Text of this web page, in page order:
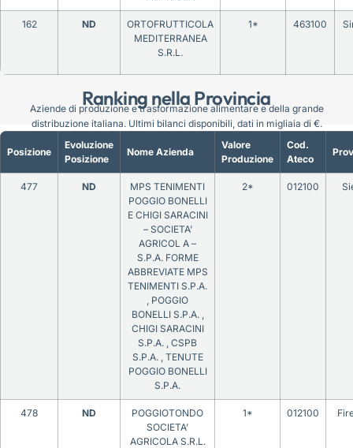
Ranking nella Provincia
162 ND
ORTOFRUTTICOLA
MEDITERRANEA
S.R.L.
1* 463100
Posizione
Evoluzione
Posizione
Nome Azienda
Valore
Produzione
Cod.
Ateco
477 ND
MPS TENIMENTI
POGGIO BONELLI
E CHIGI SARACINI
– SOCIETA’
AGRICOL A –
S.P.A. FORME
ABBREVIATE MPS
TENIMENTI S.P.A.
, POGGIO
BONELLI S.P.A. ,
CHIGI SARACINI
S.P.A. , CSPB
S.P.A. , TENUTE
POGGIO BONELLI
S.P.A.
2* 012100
478 ND
POGGIOTONDO
SOCIETA’
AGRICOLA S.R.L.
1* 012100
Aziende di produzione e trasformazione alimentare e della grande
distribuzione italiana. Ultimi bilanci disponibili, dati in migliaia di €.